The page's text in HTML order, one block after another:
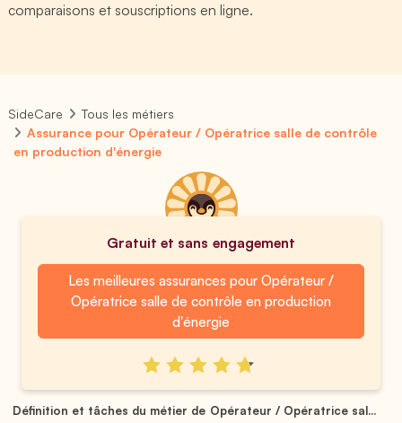
comparaisons et souscriptions en ligne.
SideCare
Tous les métiers
Assurance pour Opérateur / Opératrice salle de contrôle
en production d'énergie
Gratuit et sans engagement
Les meilleures assurances pour Opérateur /
Opératrice salle de contrôle en production
d'énergie
Définition et tâches du métier de Opérateur / Opératrice sal...